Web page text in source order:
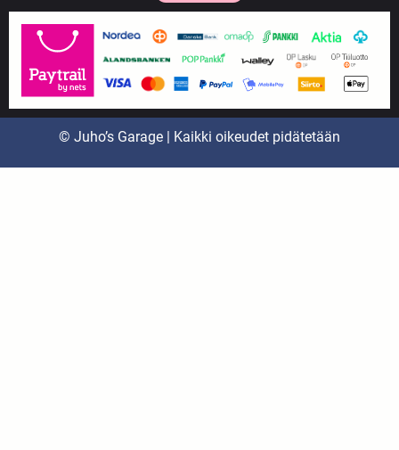
© Juho’s Garage | Kaikki oikeudet pidätetään